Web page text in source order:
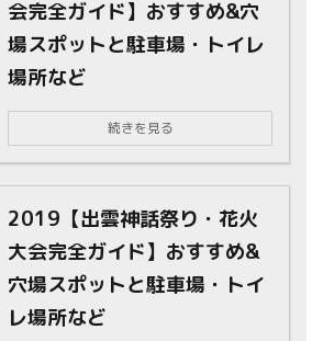
会完全ガイド】おすすめ&穴
場スポットと駐車場・トイレ
場所など
続きを見る
2019【出雲神話祭り・花火
大会完全ガイド】おすすめ&
穴場スポットと駐車場・トイ
レ場所など